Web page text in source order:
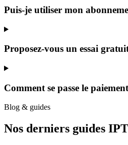
Puis-je utiliser mon
Proposez-vous un essai
Comment se passe le
Blog & guides
Nos derniers guides